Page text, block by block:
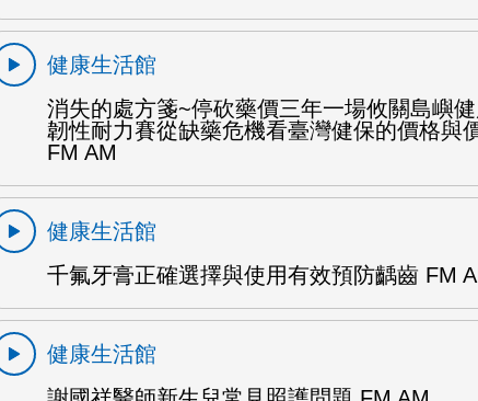
健康生活館
消失的處方箋~停砍藥價三年一場攸關島嶼
韌性耐力賽從缺藥危機看臺灣健保的價格與
FM AM
健康生活館
千氟牙膏正確選擇與使用有效預防齲齒 FM
健康生活館